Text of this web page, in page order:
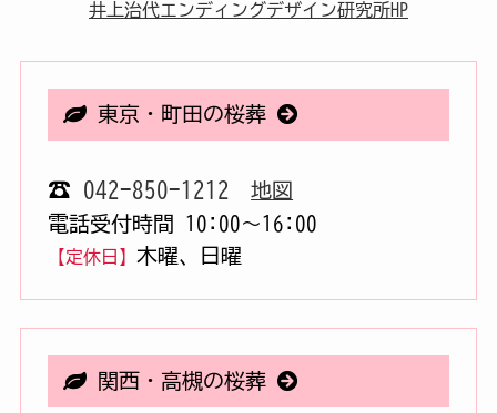
井上治代エンディングデザイン研究所HP
東京・町田の桜葬
☎ 042-850-1212
地図
電話受付時間 10:00〜16:00
【定休日】 木曜、日曜
関西・高槻の桜葬